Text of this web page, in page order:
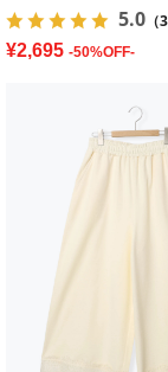
5.0 （
¥2,695 -50%OFF-